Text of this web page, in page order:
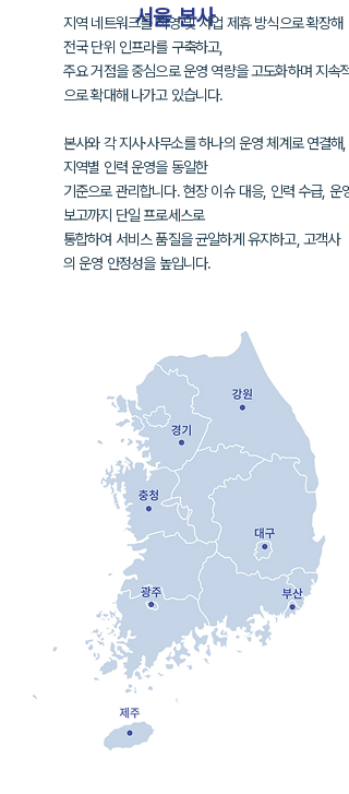
​서울 본사
지역 네트워크를 직영 및 사업 제휴 방식으로 확장해
전국 단위 인프라를 구축하고,
주요 거점을 중심으로 운영 역량을 고도화하며지속적
으로 확대해 나가고 있습니다.
본사와 각 지사·사무소를 하나의 운영 체계로 연결해,
지역별 인력 운영을 동일한
기준으로 관리합니다. 현장 이슈 대응, 인력 수급, 운영
보고까지 단일 프로세스로
통합하여 서비스 품질을 균일하게 유지하고, 고객사
의운영 안정성을 높입니다.